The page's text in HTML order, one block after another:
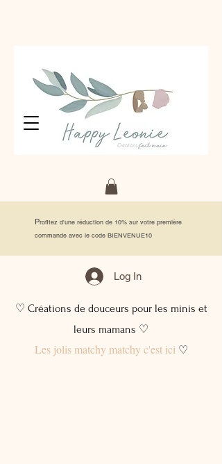
Profitez d'une réduction de 10% sur votre première
commande avec le code BIENVENUE10
Log In
♡ Créations de douceurs pour les minis et
leurs mamans ♡
Les jolis matchy matchy c'est ici♡